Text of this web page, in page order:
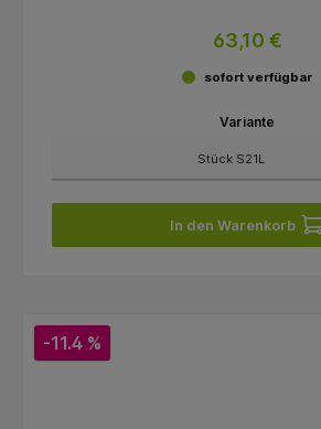
63,10 €
sofort verfügbar
Variante
In den Warenkorb
-11.4 %